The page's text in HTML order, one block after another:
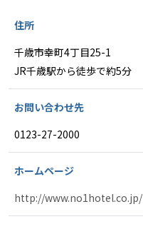
住所
千歳市幸町4丁目25-1
JR千歳駅から徒歩で約5分
お問い合わせ先
0123-27-2000
ホームページ
http://www.no1hotel.co.jp/